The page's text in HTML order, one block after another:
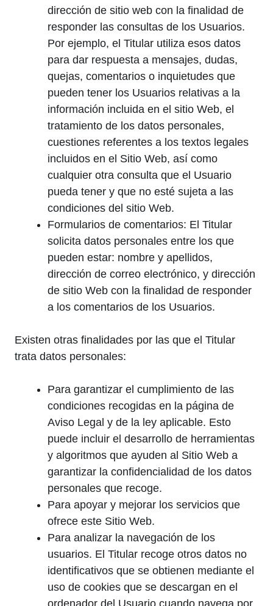
dirección de sitio web con la finalidad de
responder las consultas de los Usuarios.
Por ejemplo, el Titular utiliza esos datos
para dar respuesta a mensajes, dudas,
quejas, comentarios o inquietudes que
pueden tener los Usuarios relativas a la
información incluida en el sitio Web, el
tratamiento de los datos personales,
cuestiones referentes a los textos legales
incluidos en el Sitio Web, así como
cualquier otra consulta que el Usuario
pueda tener y que no esté sujeta a las
condiciones del sitio Web.
Formularios de comentarios: El Titular
solicita datos personales entre los que
pueden estar: nombre y apellidos,
dirección de correo electrónico, y dirección
de sitio Web con la finalidad de responder
a los comentarios de los Usuarios.
Existen otras finalidades por las que el Titular
trata datos personales:
Para garantizar el cumplimiento de las
condiciones recogidas en la página de
Aviso Legal y de la ley aplicable. Esto
puede incluir el desarrollo de herramientas
y algoritmos que ayuden al Sitio Web a
garantizar la confidencialidad de los datos
personales que recoge.
Para apoyar y mejorar los servicios que
ofrece este Sitio Web.
Para analizar la navegación de los
usuarios. El Titular recoge otros datos no
identificativos que se obtienen mediante el
uso de cookies que se descargan en el
ordenador del Usuario cuando navega por